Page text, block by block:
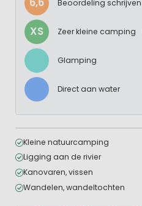
Beoordeling schrijven
XS Zeer kleine camping
Glamping
Direct aan water
Kleine natuurcamping
Ligging aan de rivier
Kanovaren, vissen
Wandelen, wandeltochten